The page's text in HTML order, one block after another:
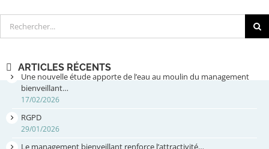
Rechercher
ARTICLES RÉCENTS
Une nouvelle étude apporte de l’eau au moulin du management
bienveillant…
17/02/2026
RGPD
29/01/2026
Le management bienveillant renforce l’attractivité…